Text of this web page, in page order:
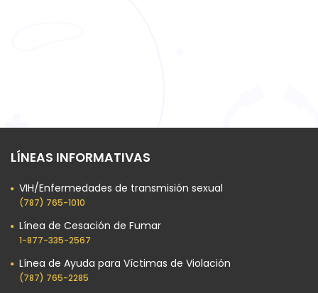
LÍNEAS INFORMATIVAS
VIH/Enfermedades de transmisión sexual
(787) 765-1010
Línea de Cesación de Fumar
1-877-335-2567
Línea de Ayuda para Víctimas de Violación
(787) 765-2285